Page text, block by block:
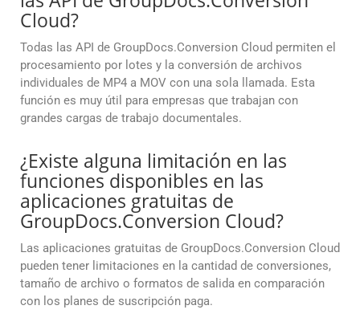
Cloud?
Todas las API de GroupDocs.Conversion Cloud permiten el
procesamiento por lotes y la conversión de archivos
individuales de MP4 a MOV con una sola llamada. Esta
función es muy útil para empresas que trabajan con
grandes cargas de trabajo documentales.
¿Existe alguna limitación en las
funciones disponibles en las
aplicaciones gratuitas de
GroupDocs.Conversion Cloud?
Las aplicaciones gratuitas de GroupDocs.Conversion Cloud
pueden tener limitaciones en la cantidad de conversiones,
tamaño de archivo o formatos de salida en comparación
con los planes de suscripción paga.